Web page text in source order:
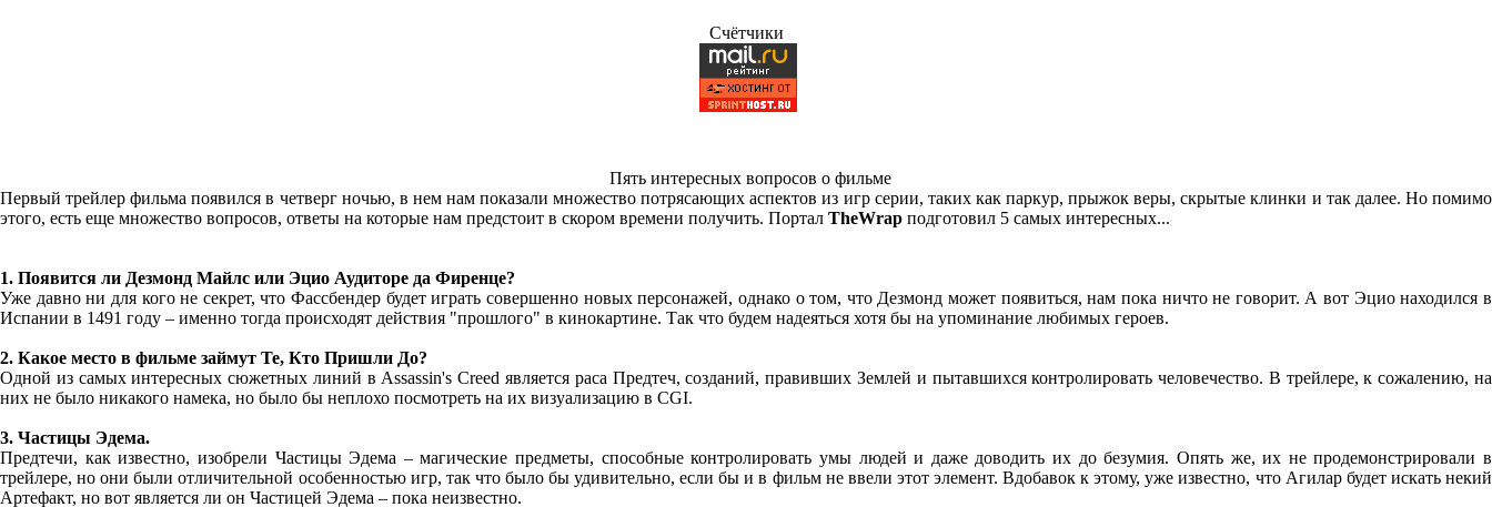
Счётчики
Пять интересных вопросов о фильме
Первый трейлер фильма появился в четверг ночью, в нем нам показали множество потрясающих аспектов из игр серии, таких как паркур, прыжок веры, скрытые клинки и так далее. Но помимо
этого, есть еще множество вопросов, ответы на которые нам предстоит в скором времени получить. Портал TheWrap подготовил 5 самых интересных...
1. Появится ли Дезмонд Майлс или Эцио Аудиторе да Фиренце?
Уже давно ни для кого не секрет, что Фассбендер будет играть совершенно новых персонажей, однако о том, что Дезмонд может появиться, нам пока ничто не говорит. А вот Эцио находился в
Испании в 1491 году – именно тогда происходят действия "прошлого" в кинокартине. Так что будем надеяться хотя бы на упоминание любимых героев.
2. Какое место в фильме займут Те, Кто Пришли До?
Одной из самых интересных сюжетных линий в Assassin's Creed является раса Предтеч, созданий, правивших Землей и пытавшихся контролировать человечество. В трейлере, к сожалению, на
них не было никакого намека, но было бы неплохо посмотреть на их визуализацию в CGI.
3. Частицы Эдема.
Предтечи, как известно, изобрели Частицы Эдема – магические предметы, способные контролировать умы людей и даже доводить их до безумия. Опять же, их не продемонстрировали в
трейлере, но они были отличительной особенностью игр, так что было бы удивительно, если бы и в фильм не ввели этот элемент. Вдобавок к этому, уже известно, что Агилар будет искать некий
Артефакт, но вот является ли он Частицей Эдема – пока неизвестно.